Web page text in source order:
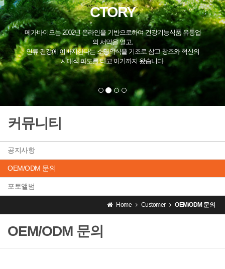
CTORY
메가바이오는 2002년 온라인을 기반으로하여 건강기능식품 유통업
의 서막을 열고,
인류 건강에 이바지한다는 소명의식을 기조로 삼고 창조와 혁신의
시대적 파도를 타고 여기까지 왔습니다.
커뮤니티
공지사항
OEM/ODM 문의
포토앨범
Home Customer OEM/ODM 문의
OEM/ODM 문의